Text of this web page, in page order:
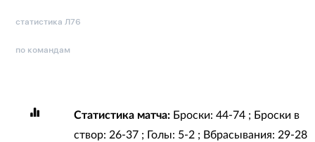
статистика Л76
по командам
Статистика матча:Броски: 44-74 ; Броски в
створ: 26-37 ; Голы: 5-2 ; Вбрасывания: 29-28